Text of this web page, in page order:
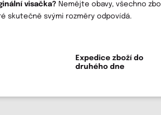
visačka? Nemějte obavy, všechno
skutečně svými rozměry odpovídá.
Expedice zboží do
druhého dne